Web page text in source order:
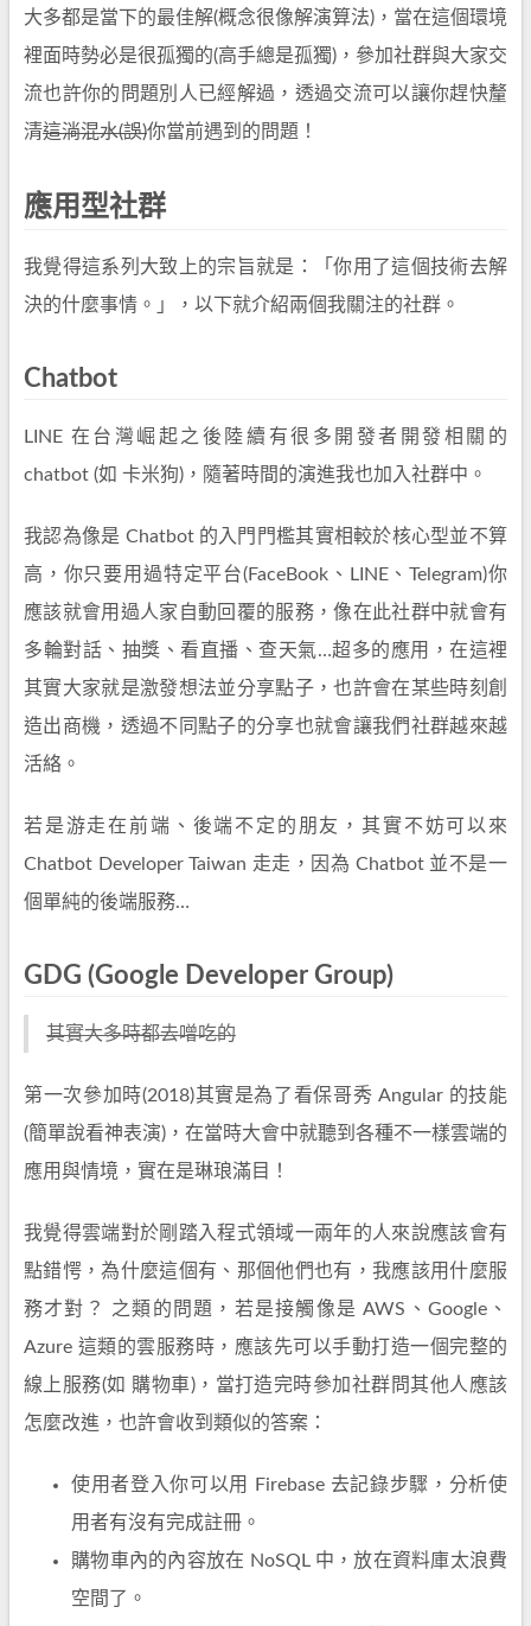
大多都是當下的最佳解(概念很像解演算法)，當在這個環境
裡面時勢必是很孤獨的(高手總是孤獨)，參加社群與大家交
流也許你的問題別人已經解過，透過交流可以讓你趕快釐
清這淌混水(誤)你當前遇到的問題！
應用型社群
我覺得這系列大致上的宗旨就是：「你用了這個技術去解
決的什麼事情。」，以下就介紹兩個我關注的社群。
Chatbot
LINE 在台灣崛起之後陸續有很多開發者開發相關的
chatbot (如 卡米狗)，隨著時間的演進我也加入社群中。
我認為像是 Chatbot 的入門門檻其實相較於核心型並不算
高，你只要用過特定平台(FaceBook、LINE、Telegram)你
應該就會用過人家自動回覆的服務，像在此社群中就會有
多輪對話、抽獎、看直播、查天氣…超多的應用，在這裡
其實大家就是激發想法並分享點子，也許會在某些時刻創
造出商機，透過不同點子的分享也就會讓我們社群越來越
活絡。
若是游走在前端、後端不定的朋友，其實不妨可以來
Chatbot Developer Taiwan 走走，因為 Chatbot 並不是一
個單純的後端服務…
GDG (Google Developer Group)
其實大多時都去噌吃的
第一次參加時(2018)其實是為了看保哥秀 Angular 的技能
(簡單說看神表演)，在當時大會中就聽到各種不一樣雲端的
應用與情境，實在是琳琅滿目！
我覺得雲端對於剛踏入程式領域一兩年的人來說應該會有
點錯愕，為什麼這個有、那個他們也有，我應該用什麼服
務才對？ 之類的問題，若是接觸像是 AWS、Google、
Azure 這類的雲服務時，應該先可以手動打造一個完整的
線上服務(如 購物車)，當打造完時參加社群問其他人應該
怎麼改進，也許會收到類似的答案：
使用者登入你可以用 Firebase 去記錄步驟，分析使
用者有沒有完成註冊。
購物車內的內容放在 NoSQL 中，放在資料庫太浪費
空間了。